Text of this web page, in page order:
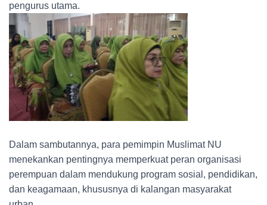
pengurus utama.
Dalam sambutannya, para pemimpin Muslimat NU
menekankan pentingnya memperkuat peran organisasi
perempuan dalam mendukung program sosial, pendidikan,
dan keagamaan, khususnya di kalangan masyarakat